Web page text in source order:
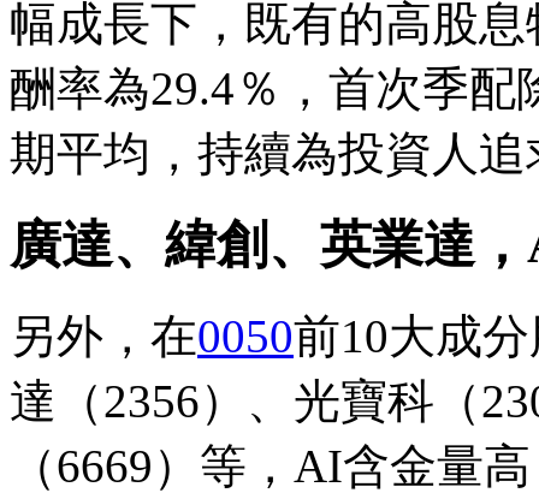
幅成長下，既有的高股
酬率為29.4％，首次季
期平均，持續為投資人
廣達、緯創、英業達
另外，在0050前10大成
達（2356）、光寶科（
（6669）等，AI含金量